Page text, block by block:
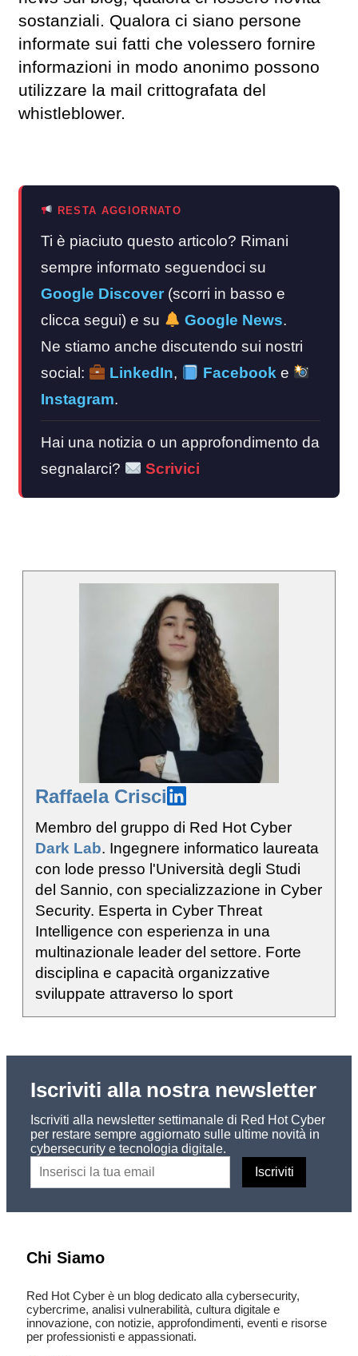
sostanziali. Qualora ci siano persone
informate sui fatti che volessero fornire
informazioni in modo anonimo possono
utilizzare la mail crittografata del
whistleblower.
RESTA AGGIORNATO
Ti è piaciuto questo articolo? Rimani
sempre informato seguendoci su
Google Discover (scorri in basso e
clicca segui) e su
Google News.
Ne stiamo anche discutendo sui nostri
social:
LinkedIn, Facebook e
Instagram.
Hai una notizia o un approfondimento da
segnalarci?
Scrivici
Raffaela Crisci
Membro del gruppo di Red Hot Cyber
Dark Lab. Ingegnere informatico laureata
con lode presso l'Università degli Studi
del Sannio, con specializzazione in Cyber
Security. Esperta in Cyber Threat
Intelligence con esperienza in una
multinazionale leader del settore. Forte
disciplina e capacità organizzative
sviluppate attraverso lo sport
Iscriviti alla nostra newsletter
Iscriviti alla newsletter settimanale di Red Hot Cyber
per restare sempre aggiornato sulle ultime novità in
cybersecurity e tecnologia digitale.
Chi Siamo
Red Hot Cyber è un blog dedicato alla cybersecurity,
cybercrime, analisi vulnerabilità, cultura digitale e
innovazione, con notizie, approfondimenti, eventi e risorse
per professionisti e appassionati.